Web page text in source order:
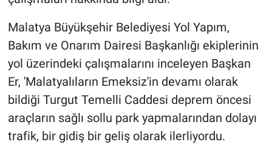
Malatya Büyükşehir Belediyesi Yol Yapım,
Bakım ve Onarım Dairesi Başkanlığı ekiplerinin
yol üzerindeki çalışmalarını inceleyen Başkan
Er, 'Malatyalıların Emeksiz'in devamı olarak
bildiği Turgut Temelli Caddesi deprem öncesi
araçların sağlı sollu park yapmalarından dolayı
trafik, bir gidiş bir geliş olarak ilerliyordu.